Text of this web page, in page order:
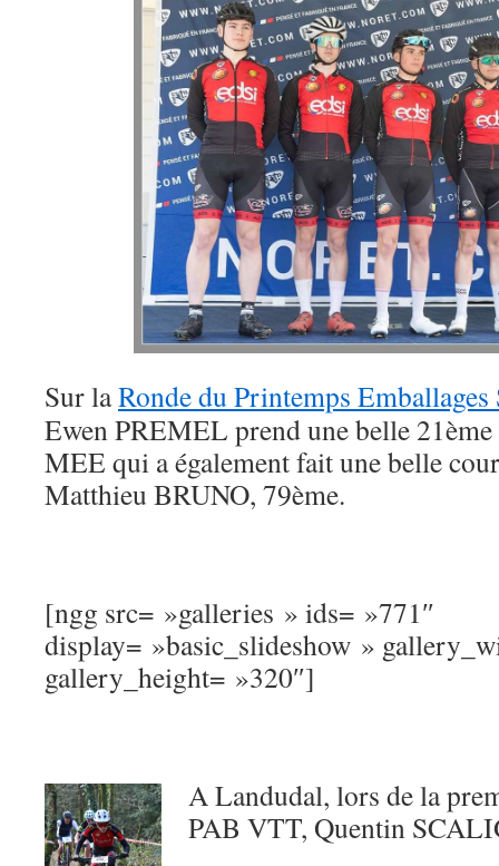
Sur laRonde du Printemps Emballages
Ewen PREMEL prend une belle
MEE qui a également fait une belle
Matthieu BRUNO, 79ème.
[ngg src= »galleries » ids= »771″
display= »basic_slideshow »
gallery_height= »320″]
A Landudal, lors de la
PAB VTT, Quentin